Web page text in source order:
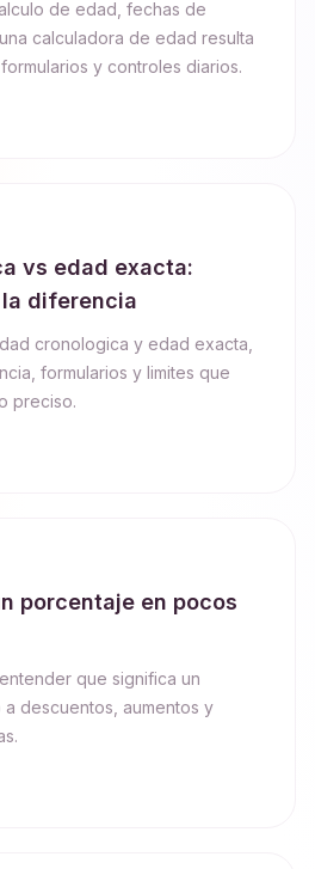
de edad, fechas de
calculadora de edad resulta
y controles diarios.
vs edad exacta:
diferencia
cronologica y edad exacta,
formularios y limites que
preciso.
porcentaje en pocos
que significa un
descuentos, aumentos y